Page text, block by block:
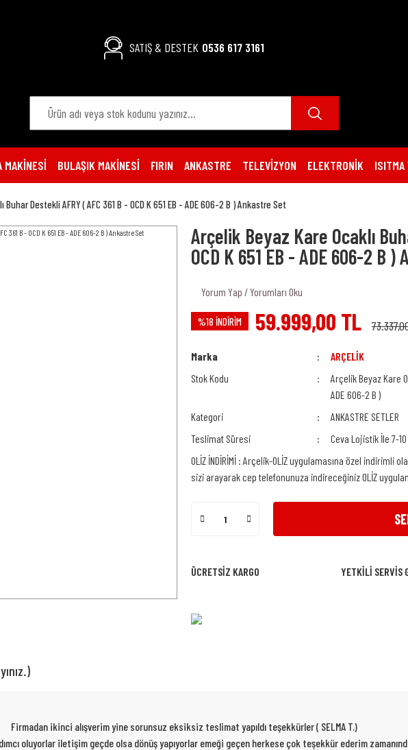
SATIŞ & DESTEK 0536 617 3161
MAKİNESİ BULAŞIK MAKİNESİ FIRIN ANKASTRE TELEVİZYON ELEKTRONİK ISITMA
Destekli AFRY ( AFC 361 B - OCD K 651 EB - ADE 606-2 B ) Ankastre Set
Arçelik Beyaz Kare Ocaklı
OCD K 651 EB - ADE 606-2 B
Yorum Yap / Yorumları Oku
%18 İNDİRİM 59.999,00 TL
Marka
ARÇELİK
Stok Kodu
Arçelik Beyaz Kare
ADE 606-2 B )
Kategori
ANKASTRE SETLER
Teslimat Süresi
Ceva Lojistik İle 7-10
OLİZ İNDİRİMİ : Arçelik-OLİZ uygulamasına özel
sizi arayarak cep telefonunuza indireceğiniz OLİZ
ÜCRETSİZ KARGO YETKİLİ SERVİS
Firmadan ikinci alışverim yine sorunsuz eksiksiz teslimat yapıldı teşekkürler ( SELMA T.)
oluyorlar iletişim geçde olsa dönüş yapıyorlar emeği geçen herkese çok teşekkür ederim